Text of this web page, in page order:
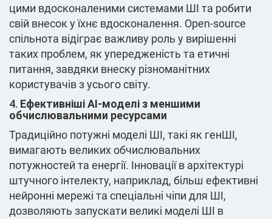
цими вдосконаленими системами ШІ та робити
свій внесок у їхнє вдосконалення. Open-source
спільнота відіграє важливу роль у вирішенні
таких проблем, як упередженість та етичні
питання, завдяки внеску різноманітних
користувачів з усього світу.
4. Ефективніші AI-моделі з меншими
обчислювальними ресурсами
Традиційно потужні моделі ШІ, такі як генШІ,
вимагають великих обчислювальних
потужностей та енергії. Інновації в архітектурі
штучного інтелекту, наприклад, більш ефективні
нейронні мережі та спеціальні чіпи для ШІ,
дозволяють запускати великі моделі ШІ в